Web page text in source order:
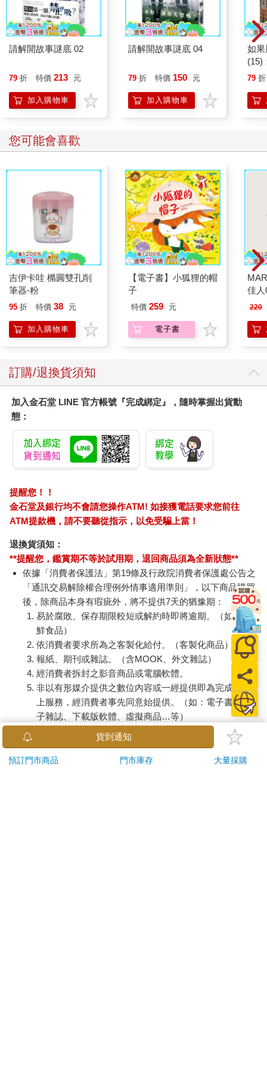
請解開故事謎底 02
79 折 特價 213 元
加入購物車
請解開故事謎底 04
79 折 特價 150 元
加入購物車
如
(15)
貓
79 折
您可能會喜歡
吉伊卡哇 橢圓雙孔削
筆器-粉
95 折 特價 38 元
加入購物車
【電子書】小狐狸的帽
子
特價 259 元
電子書
佳人
220
訂購/退換貨須知
加入金石堂 LINE 官方帳號『完成綁定』，隨時掌握出貨動
態：
提醒您！！
金石堂及銀行均不會請您操作ATM! 如接獲電話要求您前往
ATM提款機，請不要聽從指示，以免受騙上當！
退換貨須知：
**提醒您，鑑賞期不等於試用期，退回商品須為全新狀態**
依據「消費者保護法」第19條及行政院消費者保護處公告之
「通訊交易解除權合理例外情事適用準則」，以下商品購買
後，除商品本身有瑕疵外，將不提供7天的猶豫期：
易於腐敗、保存期限較短或解約時即將逾期。（如：生
鮮食品）
依消費者要求所為之客製化給付。（客製化商品）
報紙、期刊或雜誌。（含MOOK、外文雜誌）
經消費者拆封之影音商品或電腦軟體。
非以有形媒介提供之數位內容或一經提供即為完成之線
上服務，經消費者事先同意始提供。（如：電子書、電
子雜誌、下載版軟體、虛擬商品…等）
已拆封之個人衛生用品。（如：內衣褲、刮鬍刀、除毛
若非上列種類商品，均享有到貨7天的猶豫期（含例假
貨到通知
預訂門市商品 門市庫存 大量採購